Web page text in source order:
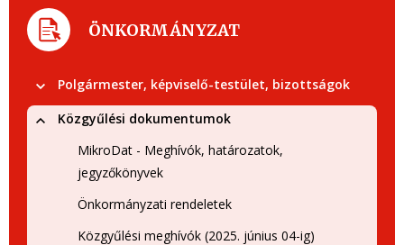
ÖNKORMÁNYZAT
Polgármester, képviselő-testület, bizottságok
Közgyűlési dokumentumok
MikroDat - Meghívók, határozatok,
jegyzőkönyvek
Önkormányzati rendeletek
Közgyűlési meghívók (2025. június 04-ig)